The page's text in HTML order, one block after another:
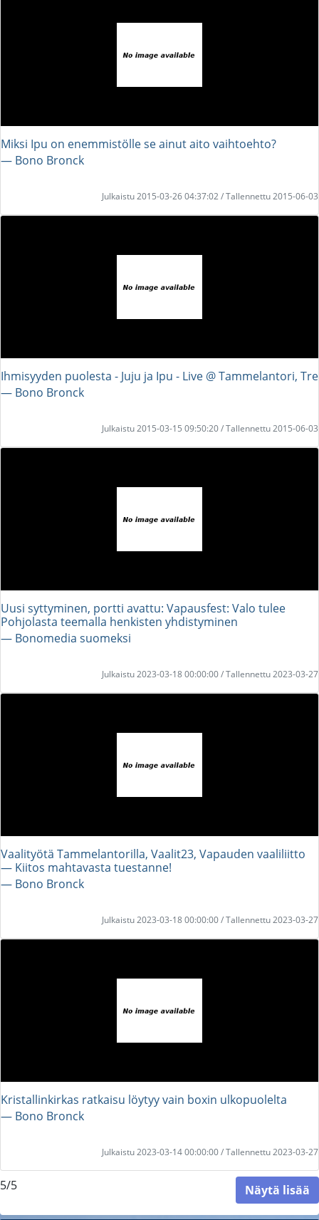
Miksi Ipu on enemmistölle se ainut aito vaihtoehto?
― Bono Bronck
Julkaistu 2015-03-26 04:37:02 / Tallennettu 2015-06-03
Ihmisyyden puolesta - Juju ja Ipu - Live @ Tammelantori, Tre
― Bono Bronck
Julkaistu 2015-03-15 09:50:20 / Tallennettu 2015-06-03
Uusi syttyminen, portti avattu: Vapausfest: Valo tulee
Pohjolasta teemalla henkisten yhdistyminen
― Bonomedia suomeksi
Julkaistu 2023-03-18 00:00:00 / Tallennettu 2023-03-27
Vaalityötä Tammelantorilla, Vaalit23, Vapauden vaaliliitto
— Kiitos mahtavasta tuestanne!
― Bono Bronck
Julkaistu 2023-03-18 00:00:00 / Tallennettu 2023-03-27
Kristallinkirkas ratkaisu löytyy vain boxin ulkopuolelta
― Bono Bronck
Julkaistu 2023-03-14 00:00:00 / Tallennettu 2023-03-27
5/5 Näytä lisää